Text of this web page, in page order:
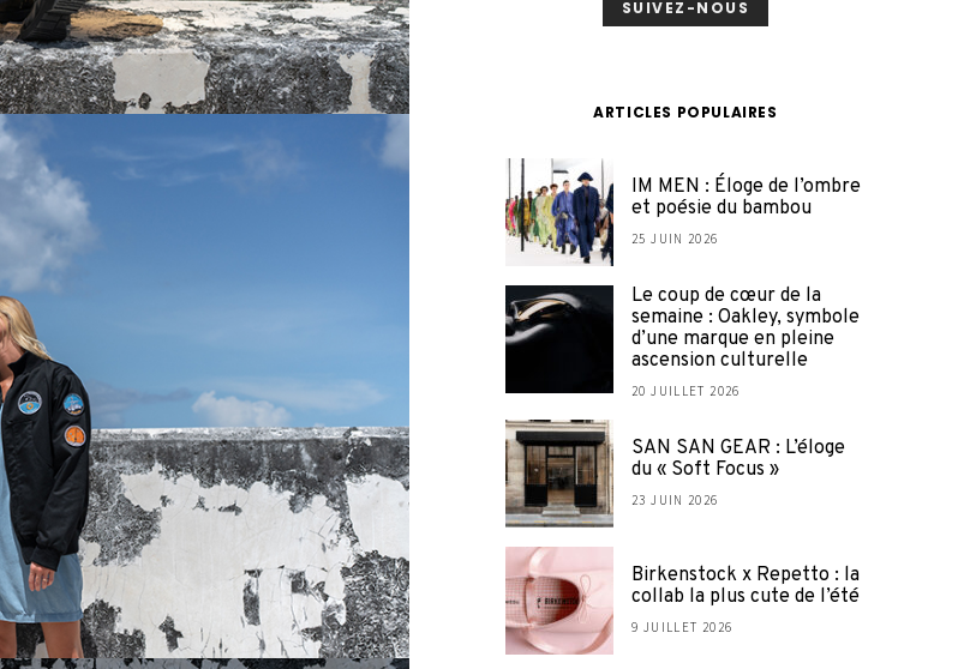
SUIVEZ-NOUS
ARTICLES POPULAIRES
IM MEN : Éloge de l’ombre
et poésie du bambou
25 JUIN 2026
Le coup de cœur de la
semaine : Oakley, symbole
d’une marque en pleine
ascension culturelle
20 JUILLET 2026
SAN SAN GEAR : L’éloge
du « Soft Focus »
23 JUIN 2026
Birkenstock x Repetto : la
collab la plus cute de l’été
9 JUILLET 2026